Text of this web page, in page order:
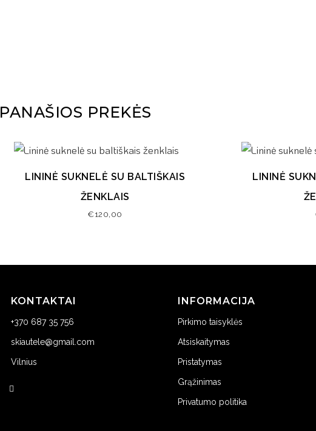
PANAŠIOS PREKĖS
LININĖ SUKNELĖ SU BALTIŠKAIS
ŽENKLAIS
€ 120,00
LININĖ
KONTAKTAI
+370 687 35 756
skiautele@gmail.com
Vilnius
INFORMACIJA
Pirkimo taisyklės
Atsiskaitymas
Pristatymas
Grąžinimas
Privatumo politika